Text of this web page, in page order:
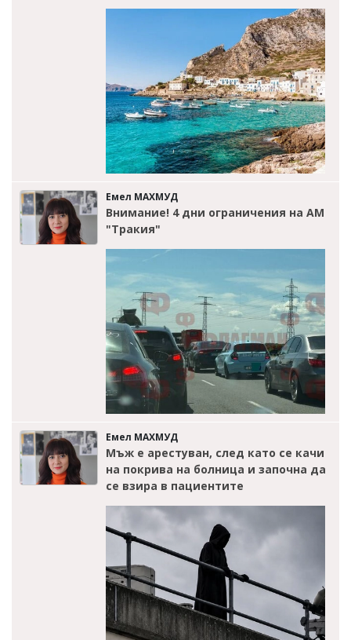
Емел МАХМУД
Внимание! 4 дни ограничения на АМ
"Тракия"
Емел МАХМУД
Мъж е арестуван, след като се качи
на покрива на болница и започна да
се взира в пациентите